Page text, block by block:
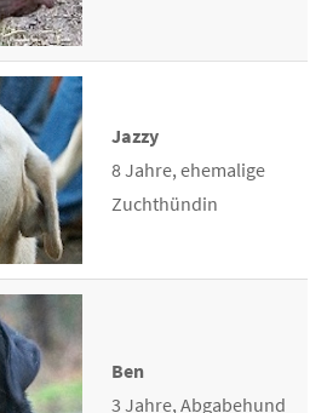
Jazzy
8 Jahre, ehemalige
Zuchthündin
Ben
3 Jahre, Abgabehund